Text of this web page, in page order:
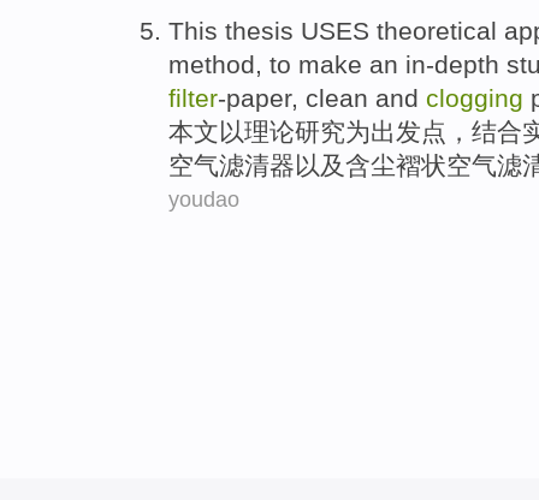
This thesis USES theoretical
method, to make an in-depth
filter-paper, clean and clogging
本文以理论研究为出发点， 结合
空气滤清器以及含尘褶状空气滤
youdao